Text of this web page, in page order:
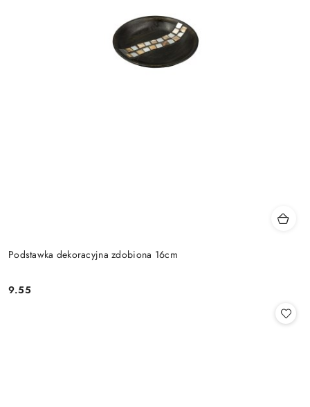
Podstawka dekoracyjna zdobiona 16cm
Cena:
9.55